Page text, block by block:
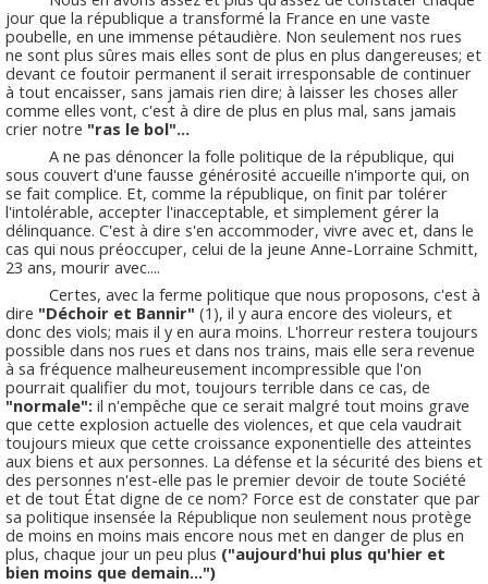
jour que la république a transformé la France en une vaste
poubelle, en une immense pétaudière. Non seulement nos rues
ne sont plus sûres mais elles sont de plus en plus dangereuses; et
devant ce foutoir permanent il serait irresponsable de continuer
à tout encaisser, sans jamais rien dire; à laisser les choses aller
comme elles vont, c'est à dire de plus en plus mal, sans jamais
crier notre "ras le bol"...
A ne pas dénoncer la folle politique de la république, qui
sous couvert d'une fausse générosité accueille n'importe qui, on
se fait complice. Et, comme la république, on finit par tolérer
l'intolérable, accepter l'inacceptable, et simplement gérer la
délinquance. C'est à dire s'en accommoder, vivre avec et, dans le
cas qui nous préoccuper, celui de la jeune Anne-Lorraine Schmitt,
23 ans, mourir avec....
Certes, avec la ferme politique que nous proposons, c'est à
dire "Déchoir et Bannir" (1), il y aura encore des violeurs, et
donc des viols; mais il y en aura moins. L'horreur restera toujours
possible dans nos rues et dans nos trains, mais elle sera revenue
à sa fréquence malheureusement incompressible que l'on
pourrait qualifier du mot, toujours terrible dans ce cas, de
"normale": il n'empêche que ce serait malgré tout moins grave
que cette explosion actuelle des violences, et que cela vaudrait
toujours mieux que cette croissance exponentielle des atteintes
aux biens et aux personnes. La défense et la sécurité des biens et
des personnes n'est-elle pas le premier devoir de toute Société
et de tout État digne de ce nom? Force est de constater que par
sa politique insensée la République non seulement nous protège
de moins en moins mais encore nous met en danger de plus en
plus, chaque jour un peu plus ("aujourd'hui plus qu'hier et
bien moins que demain...")